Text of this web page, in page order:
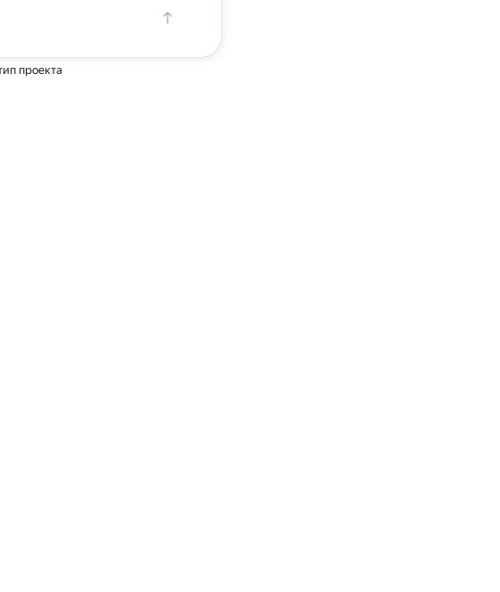
проекта